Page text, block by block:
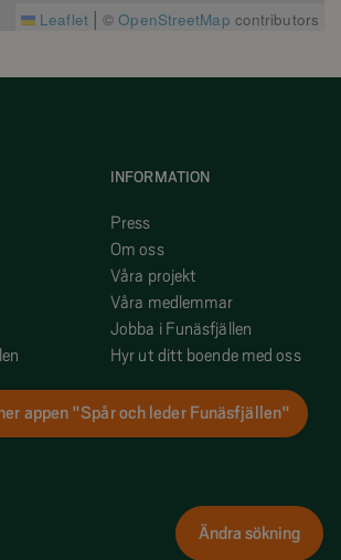
Ändra sökning
Leaflet | ©OpenStreetMap contributors
INFORMATION
Press
Om oss
Våra projekt
Våra medlemmar
Jobba i Funäsfjällen
Hyr ut ditt boende med oss
appen "Spår och leder Funäsfjällen"